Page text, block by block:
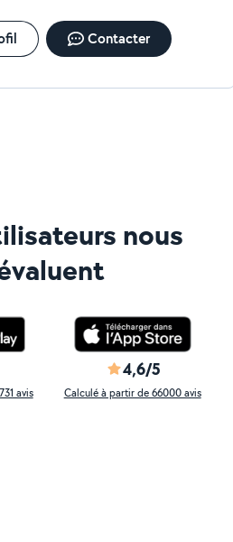
Contacter
nous
avis
4,6/5
Calculé à partir de 66000 avis